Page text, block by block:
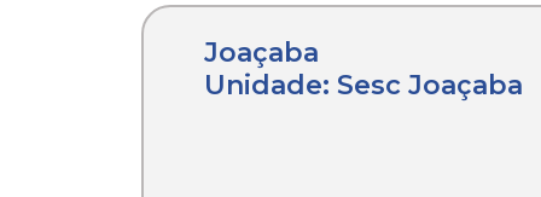
Joaçaba
Unidade: Sesc Joaçaba